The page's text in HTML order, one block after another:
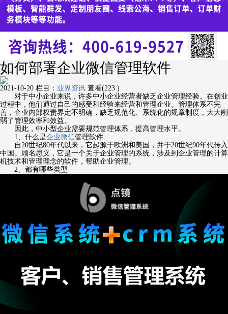
如何部署企业微信管理软件
2021-10-20 栏目： 业界资讯 查看(223 )
对于中小企业来说，许多中小企业经营者缺乏企业管理经验。在创业
过程中，他们通过自己的感受和经验来经营和管理企业。管理体系不完
善，企业内部权责界定不明确，缺乏规范化、系统化的规章制度，大大削
弱了管理效率和效益。
因此，中小型企业需要规范管理体系，提高管理水平。
1、什么是企业微信管理软件
自20世纪80年代以来，它起源于欧洲和美国，并于20世纪90年代传入
中国。顾名思义，它是一个关于企业管理的系统，涉及到企业管理的计算
机技术和管理理念的软件，帮助企业管理。
2、都有哪些类型